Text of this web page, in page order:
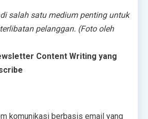
salah satu medium penting untuk
pelanggan. (Foto oleh
Content Writing yang
komunikasi berbasis email yang